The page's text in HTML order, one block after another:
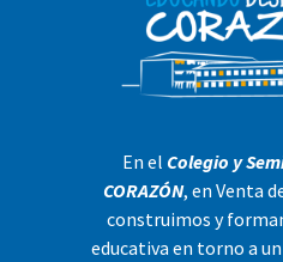
En el Colegio y
CORAZÓN, en Venta
construimos y
educativa en torno a